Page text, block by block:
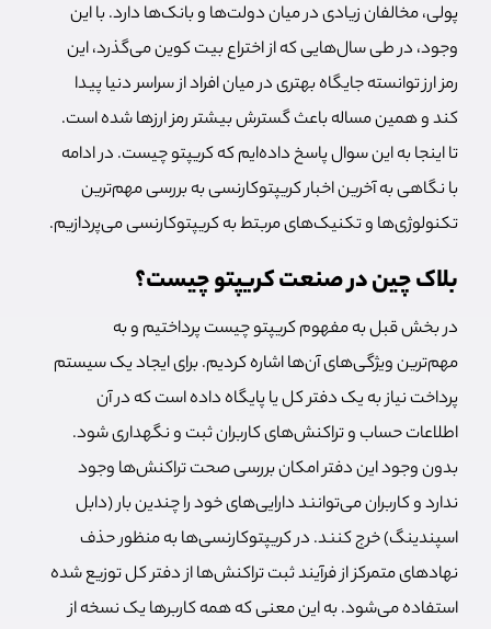
پولی، مخالفان زیادی در میان دولت‌ها و بانک‌ها دارد. با این
وجود، در طی سال‌هایی که از اختراع بیت کوین می‌گذرد، این
رمز ارز توانسته جایگاه بهتری در میان افراد از سراسر دنیا پیدا
کند و همین مساله باعث گسترش بیشتر رمز ارزها شده است.
تا اینجا به این سوال پاسخ داده‌ایم که کریپتو چیست. در ادامه
با نگاهی به آخرین اخبار کریپتوکارنسی به بررسی مهم‌ترین
تکنولوژی‌ها و تکنیک‌های مربتط به کریپتوکارنسی می‌پردازیم.
بلاک چین در صنعت کریپتو چیست؟
در بخش قبل به مفهوم کریپتو چیست پرداختیم و به
مهم‌ترین ویژگی‌های آن‌ها اشاره کردیم. برای ایجاد یک سیستم
پرداخت نیاز به یک دفتر کل یا پایگاه داده است که در آن
اطلاعات حساب و تراکنش‌های کاربران ثبت و نگهداری شود.
بدون وجود این دفتر امکان بررسی صحت تراکنش‌ها وجود
ندارد و کاربران می‌توانند دارایی‌های خود را چندین بار (دابل
اسپندینگ) خرج کنند. در کریپتوکارنسی‌ها به منظور حذف
نهادهای متمرکز از فرآیند ثبت تراکنش‌ها از دفتر کل توزیع شده
استفاده می‌شود. به این معنی که همه کاربرها یک نسخه از